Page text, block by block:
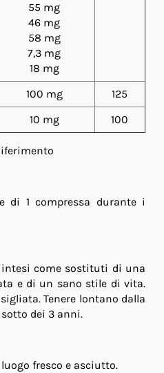
55 mg
46 mg
58 mg
7,3 mg
18 mg
100 mg
125
10 mg 100
di 1 compressa durante i
come sostituti di una
e di un sano stile di vita.
Tenere lontano dalla
dei 3 anni.
fresco e asciutto.